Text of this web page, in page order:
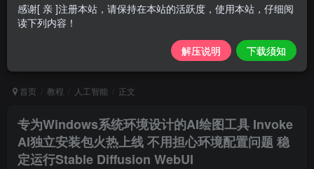
首页 教程 人工智能 正文
专为Windows系统环境设计的AI绘图工具 Invoke
AI独立安装包火热上线 不用担心环境配置问题 稳
定运行Stable Diffusion WebUI
感谢[ 亲 ]注册本站，请保持在本站的活跃度，使用本站，仔细阅
读下列内容！
解压说明 下载须知